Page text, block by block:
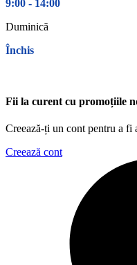
9:00 - 14:00
Duminică
Închis
Fii la curent cu promoțiile
Creează-ți un cont pentru a fi
Creează cont